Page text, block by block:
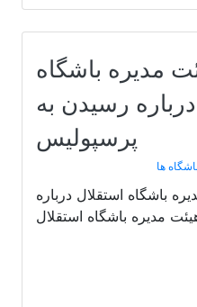
مدیره باشگاه
رسیدن به
پرسپولیس
ها
باشگاه استقلال درباره
مدیره باشگاه استقلال